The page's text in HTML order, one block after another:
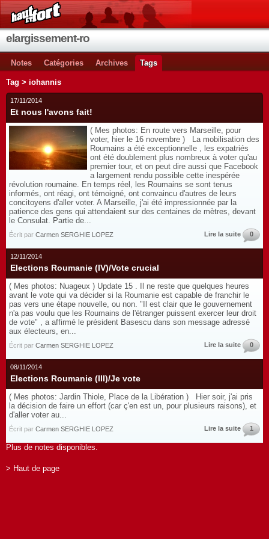
elargissement-ro
Notes Catégories Archives Tags
Tag > iohannis
17/11/2014
Et nous l'avons fait!
( Mes photos: En route vers Marseille, pour
voter, hier le 16 novembre ) La mobilisation des
Roumains a été exceptionnelle , les expatriés
ont été doublement plus nombreux à voter qu'au
premier tour, et on peut dire aussi que Facebook
a largement rendu possible cette inespérée
révolution roumaine. En temps réel, les Roumains se sont tenus
informés, ont réagi, ont témoigné, ont convaincu d'autres de leurs
concitoyens d'aller voter. A Marseille, j'ai été impressionnée par la
patience des gens qui attendaient sur des centaines de mètres, devant
le Consulat. Partie de...
Écrit par Carmen SERGHIE LOPEZ Lire la suite 0
12/11/2014
Elections Roumanie (IV)/Vote crucial
( Mes photos: Nuageux ) Update 15 . Il ne reste que quelques heures
avant le vote qui va décider si la Roumanie est capable de franchir le
pas vers une étape nouvelle, ou non. "Il est clair que le gouvernement
n'a pas voulu que les Roumains de l'étranger puissent exercer leur droit
de vote" , a affirmé le président Basescu dans son message adressé
aux électeurs, en...
Écrit par Carmen SERGHIE LOPEZ Lire la suite 0
08/11/2014
Elections Roumanie (III)/Je vote
( Mes photos: Jardin Thiole, Place de la Libération ) Hier soir, j'ai pris
la décision de faire un effort (car ç'en est un, pour plusieurs raisons), et
d'aller voter au...
Écrit par Carmen SERGHIE LOPEZ Lire la suite 1
Plus de notes disponibles.
> Haut de page